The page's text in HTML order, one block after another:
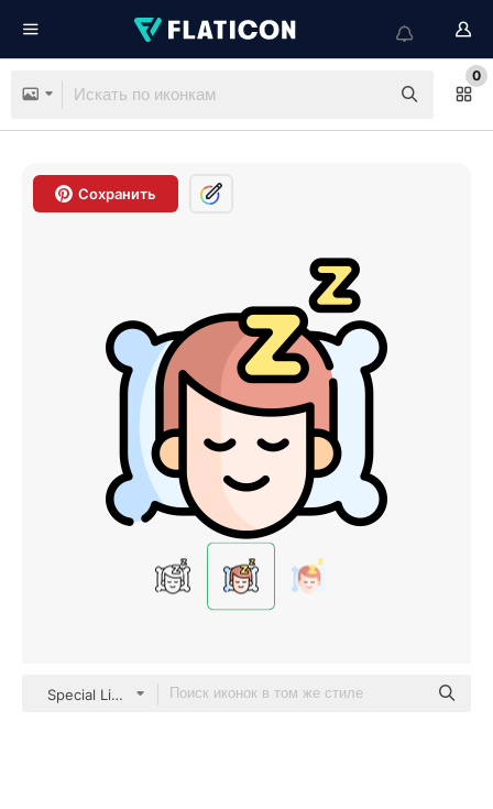
0
Сохранить
Special Lineal color